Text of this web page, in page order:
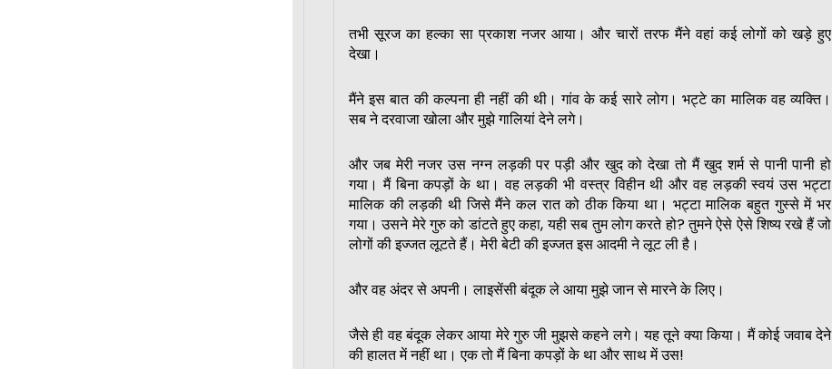
तभी सूरज का हल्का सा प्रकाश नजर आया। और चारों तरफ मैंने वहां कई लोगों को खड़े हुए
देखा।
मैंने इस बात की कल्पना ही नहीं की थी। गांव के कई सारे लोग। भट्टे का मालिक वह व्यक्ति।
सब ने दरवाजा खोला और मुझे गालियां देने लगे।
और जब मेरी नजर उस नग्न लड़की पर पड़ी और खुद को देखा तो मैं खुद शर्म से पानी पानी हो
गया। मैं बिना कपड़ों के था। वह लड़की भी वस्त्र विहीन थी और वह लड़की स्वयं उस भट्टा
मालिक की लड़की थी जिसे मैंने कल रात को ठीक किया था। भट्टा मालिक बहुत गुस्से में भर
गया। उसने मेरे गुरु को डांटते हुए कहा, यही सब तुम लोग करते हो? तुमने ऐसे ऐसे शिष्य रखे हैं जो
लोगों की इज्जत लूटते हैं। मेरी बेटी की इज्जत इस आदमी ने लूट ली है।
और वह अंदर से अपनी। लाइसेंसी बंदूक ले आया मुझे जान से मारने के लिए।
जैसे ही वह बंदूक लेकर आया मेरे गुरु जी मुझसे कहने लगे। यह तूने क्या किया। मैं कोई जवाब देने
की हालत में नहीं था। एक तो मैं बिना कपड़ों के था और साथ में उस!